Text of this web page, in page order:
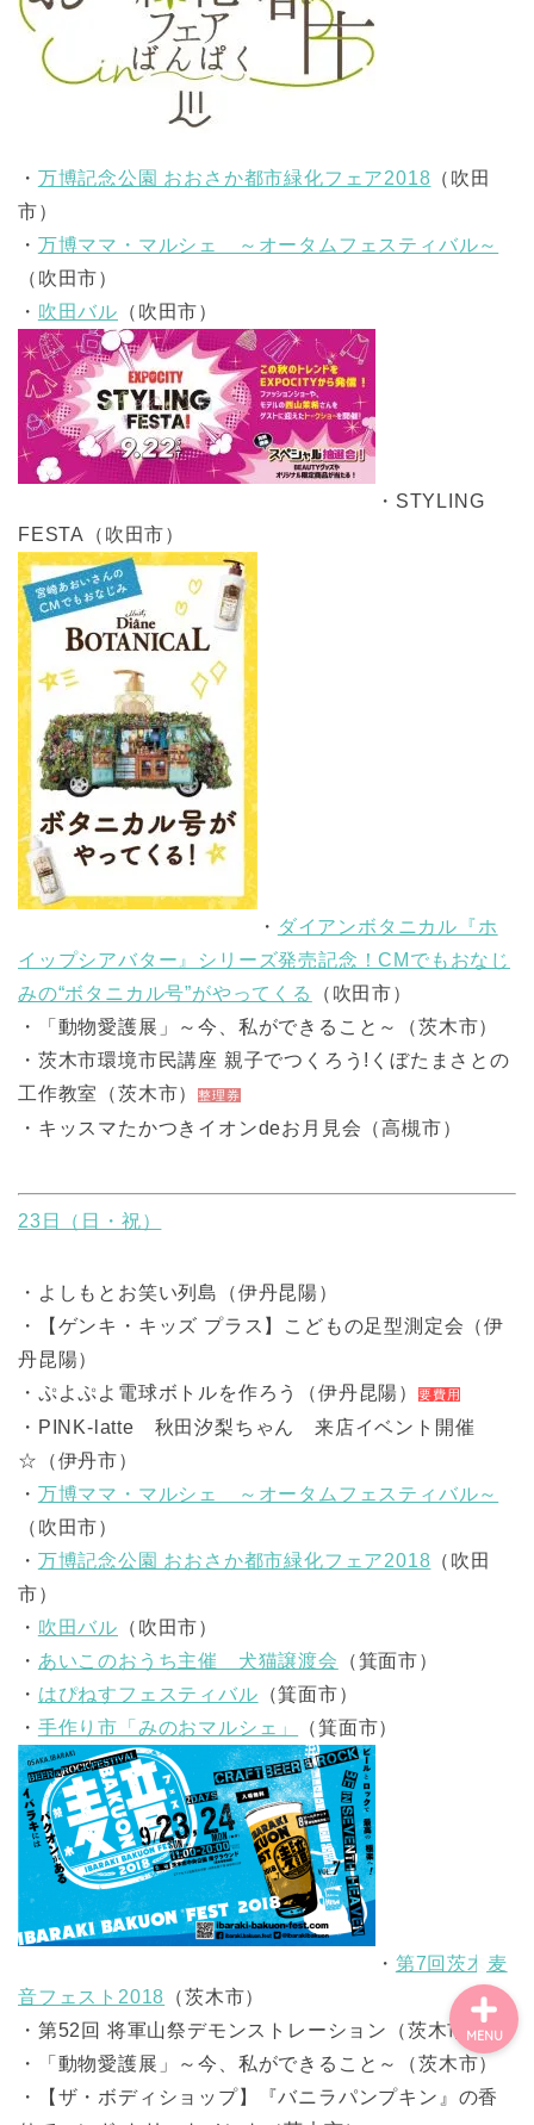
・ 万博記念公園 おおさか都市緑化フェア2018 （吹田
市）
・ 万博ママ・マルシェ ～オータムフェスティバル～
（吹田市）
・ 吹田バル （吹田市）
・STYLING
FESTA（吹田市）
・ ダイアンボタニカル『ホ
イップシアバター』シリーズ発売記念！CMでもおなじ
みの“ボタニカル号”がやってくる
（吹田市）
・「動物愛護展」～今、私ができること～（茨木市）
・茨木市環境市民講座 親子でつくろう!くぼたまさとの
工作教室（茨木市）整理券
・キッスマたかつきイオンdeお月見会（高槻市）
23日（日・祝）
・よしもとお笑い列島（伊丹昆陽）
・【ゲンキ・キッズ プラス】こどもの足型測定会（伊
丹昆陽）
・ぷよぷよ電球ボトルを作ろう（伊丹昆陽）
要費用
・PINK-latte 秋田汐梨ちゃん 来店イベント開催
☆（伊丹市）
・ 万博ママ・マルシェ ～オータムフェスティバル～
（吹田市）
・ 万博記念公園 おおさか都市緑化フェア2018 （吹田
市）
・ 吹田バル （吹田市）
・ あいこのおうち主催 犬猫譲渡会
（箕面市）
・ はぴねすフェスティバル （箕面市）
・ 手作り市「みのおマルシェ」 （箕面市）
・ 第7回茨木麦
音フェスト2018 （茨木市）
・第52回 将軍山祭デモンストレーション（茨木市）
・「動物愛護展」～今、私ができること～（茨木市）
・【ザ・ボディショップ】『バニラパンプキン』の香
MENU
お問い合わせ
【記事・SNS掲載依頼に
ついて】
【北摂まちのイベント情
報】掲載希望される方へ